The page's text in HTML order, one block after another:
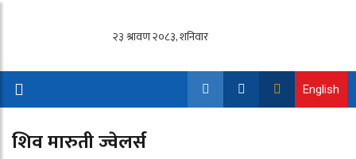
English
शिव मारुती ज्वेलर्स